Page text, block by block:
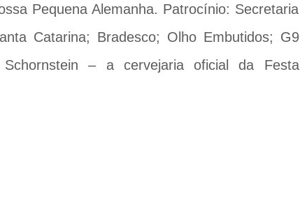
Pequena Alemanha. Patrocínio: Secretaria
Catarina; Bradesco; Olho Embutidos; G9
– a cervejaria oficial da Festa